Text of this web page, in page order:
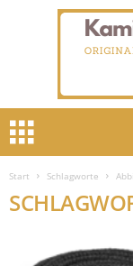
Start Schlagworte